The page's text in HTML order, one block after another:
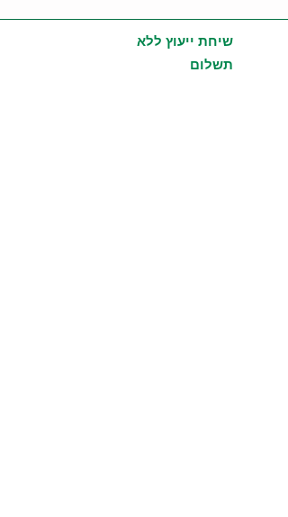
שיחת ייעוץ ללא
תשלום